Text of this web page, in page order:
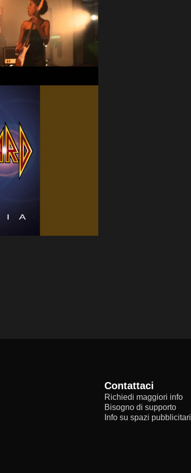
Contattaci
Richiedi maggiori info
Bisogno di supporto
Info su spazi pubblicitari